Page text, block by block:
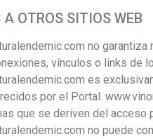
A OTROS SITIOS WEB
no
vínculos o links de
es
por el Portal.
que se deriven del
no puede